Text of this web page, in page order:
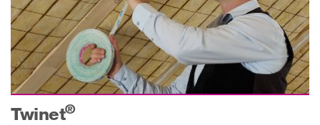
Twinet®